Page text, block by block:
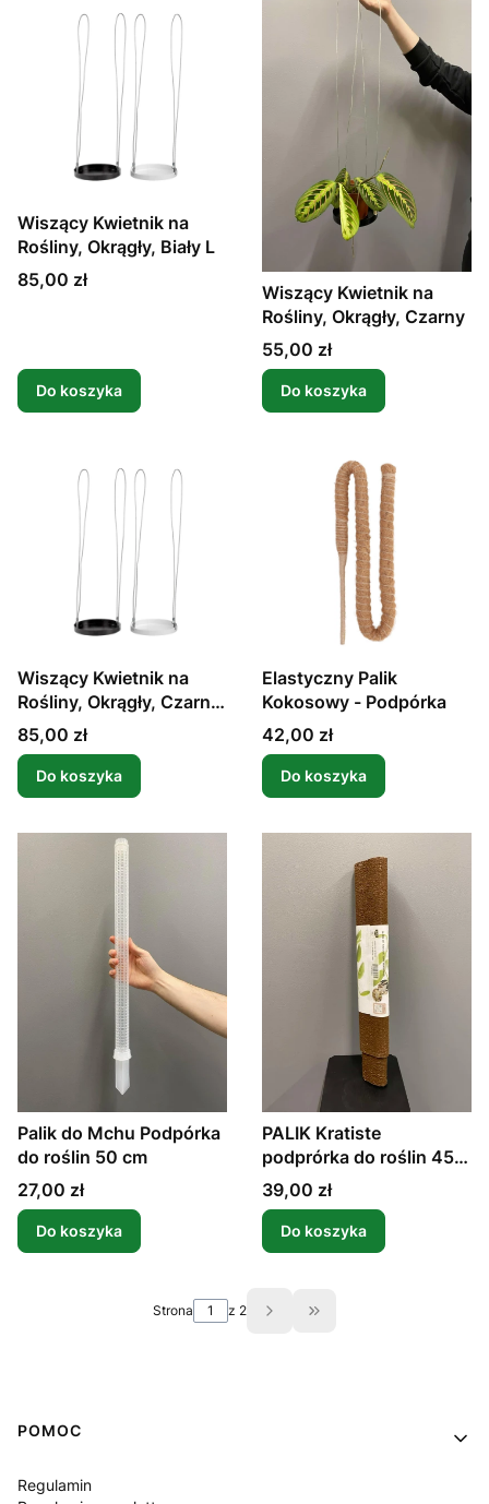
Wiszący Kwietnik na
Rośliny, Okrągły, Biały L
Cena
85,00 zł
Do koszyka
Wiszący Kwietnik na
Rośliny, Okrągły, Czarny
Cena
55,00 zł
Do koszyka
Wiszący Kwietnik na
Rośliny, Okrągły, Czarny
L
Cena
85,00 zł
Do koszyka
Elastyczny Palik
Kokosowy - Podpórka
Cena
42,00 zł
Do koszyka
Palik do Mchu Podpórka
do roślin 50 cm
Cena
27,00 zł
Do koszyka
PALIK Kratiste
podprórka do roślin 45
cm
Cena
39,00 zł
Do koszyka
Strona z 2 Przejdź do ostatniej
Linki w stopce
POMOC
Regulamin